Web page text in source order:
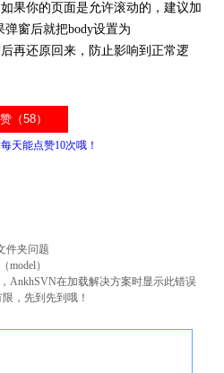
果你的页面是允许滚动的，建议加
窗后就把body设置为
再还原回来，防止影响到正常逻
天能点赞10次哦！
件夹问题
model）
AnkhSVN在加载解决方案时显示此错误
，先到先到哦！